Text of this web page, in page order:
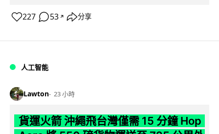
227 53 ↗ 分享
人工智能
Lawton 23 小時
貨運火箭 沖繩飛台灣僅需 15 分鐘 Hop